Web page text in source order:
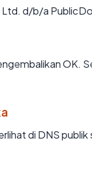
Ltd. d/b/a
OK.
di DNS